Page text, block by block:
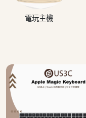
電玩主機